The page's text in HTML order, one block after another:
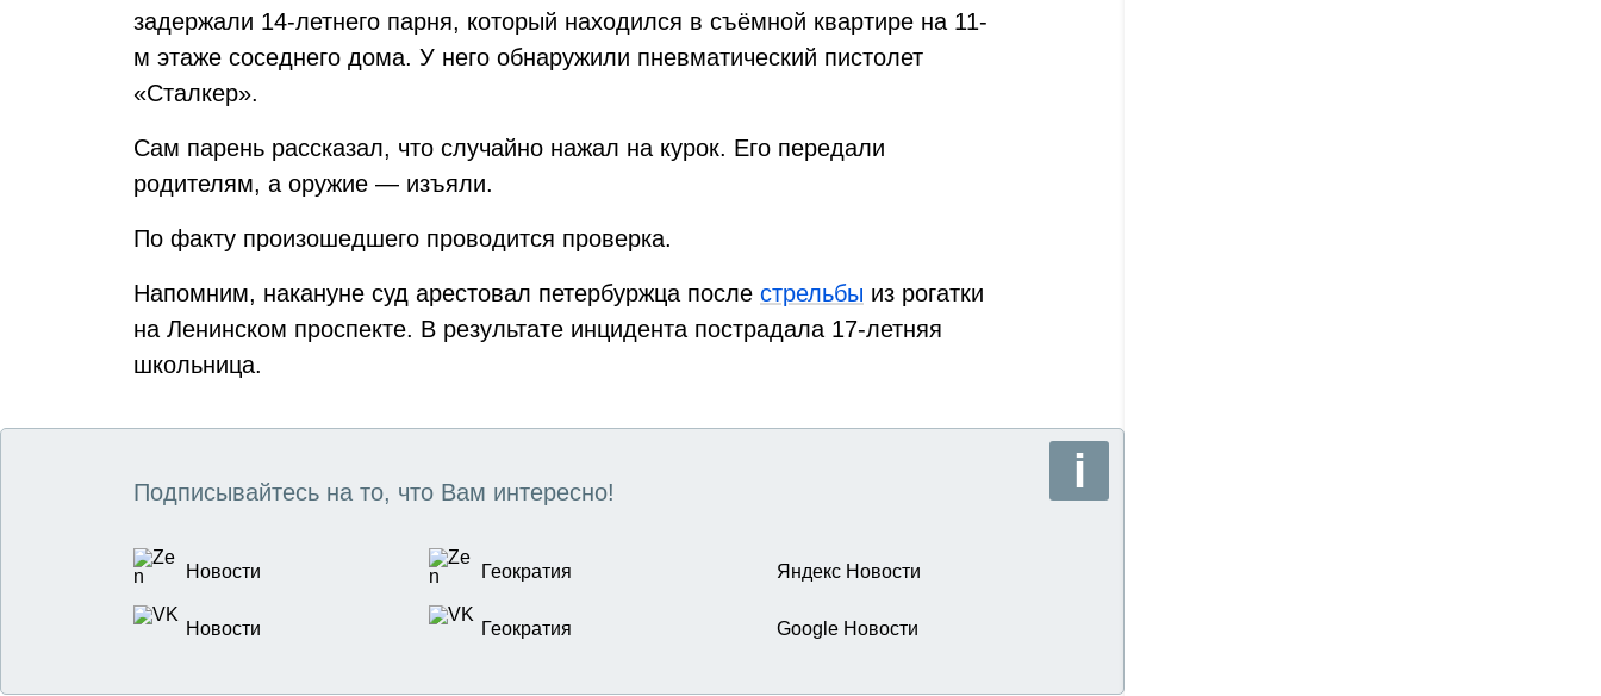
задержали 14-летнего парня, который находился в съёмной квартире на 11-
м этаже соседнего дома. У него обнаружили пневматический пистолет
«Сталкер».
Сам парень рассказал, что случайно нажал на курок. Его передали
родителям, а оружие — изъяли.
По факту произошедшего проводится проверка.
Напомним, накануне суд арестовал петербуржца после стрельбы из рогатки
на Ленинском проспекте. В результате инцидента пострадала 17-летняя
школьница.
Подписывайтесь на то, что Вам интересно!
Новости Геократия Яндекс Новости
Новости Геократия Google Новости